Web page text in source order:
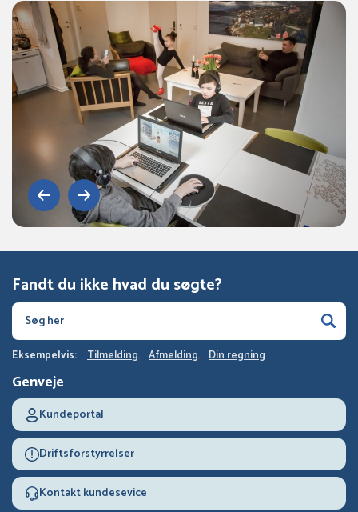
Fandt du ikke hvad du søgte?
Eksempelvis: Tilmelding Afmelding Din regning
Genveje
Kundeportal
Driftsforstyrrelser
Kontakt kundesevice